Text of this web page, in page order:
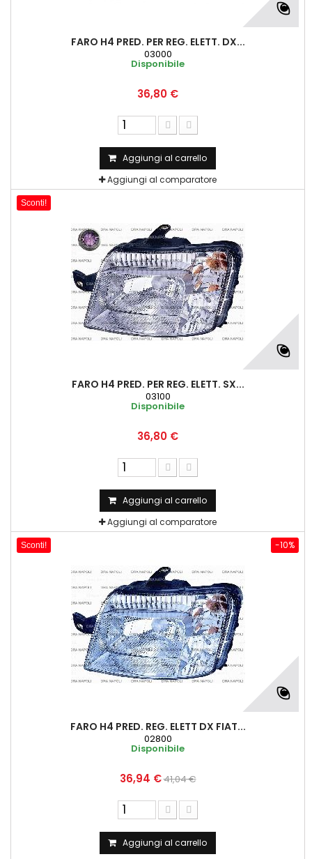
FARO H4 PRED. PER REG. ELETT. DX...
03000
Disponibile
36,80 €
Aggiungi al carrello
Aggiungi al comparatore
Sconti!
FARO H4 PRED. PER REG. ELETT. SX...
03100
Disponibile
36,80 €
Aggiungi al carrello
Aggiungi al comparatore
Sconti!
FARO H4 PRED. REG. ELETT DX FIAT...
02800
Disponibile
36,94 €41,04 €
-10%
Aggiungi al carrello